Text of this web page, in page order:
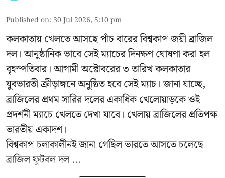
Published on: 30 Jul 2026, 5:10 pm
কলকাতায় খেলতে আসছে পাঁচ বারের বিশ্বকাপ জয়ী ব্রাজিল
দল। আনুষ্ঠানিক ভাবে সেই ম্যাচের দিনক্ষণ ঘোষণা করা হল
বৃহস্পতিবার। আগামী অক্টোবরের ৩ তারিখ কলকাতার
যুবভারতী ক্রীড়াঙ্গনে অনুষ্ঠিত হবে সেই ম্যাচ। জানা যাচ্ছে,
ব্রাজিলের প্রথম সারির দলের একাধিক খেলোয়াড়কে ওই
প্রদর্শনী ম্যাচে খেলতে দেখা যাবে। খেলায় ব্রাজিলের প্রতিপক্ষ
ভারতীয় একাদশ।
বিশ্বকাপ চলাকালীনই জানা গেছিল ভারতে আসতে চলেছে
ব্রাজিল ফুটবল দল ...